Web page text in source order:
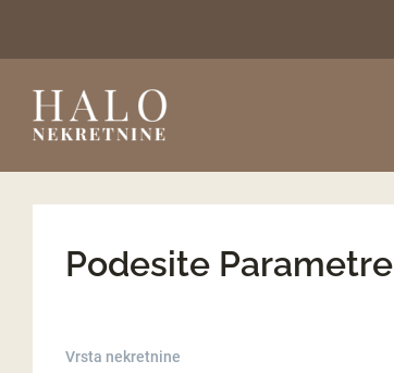
Podesite Parametre
Vrsta nekretnine